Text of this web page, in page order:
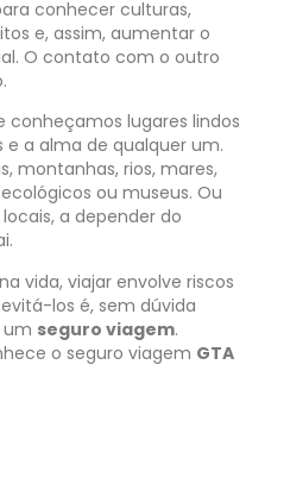
conhecer culturas,
e, assim, aumentar o
O contato com o outro
conheçamos lugares lindos
a alma de qualquer um.
montanhas, rios, mares,
ou museus. Ou
a depender do
vida, viajar envolve riscos
los é, sem dúvida
um seguro viagem.
o seguro viagem GTA